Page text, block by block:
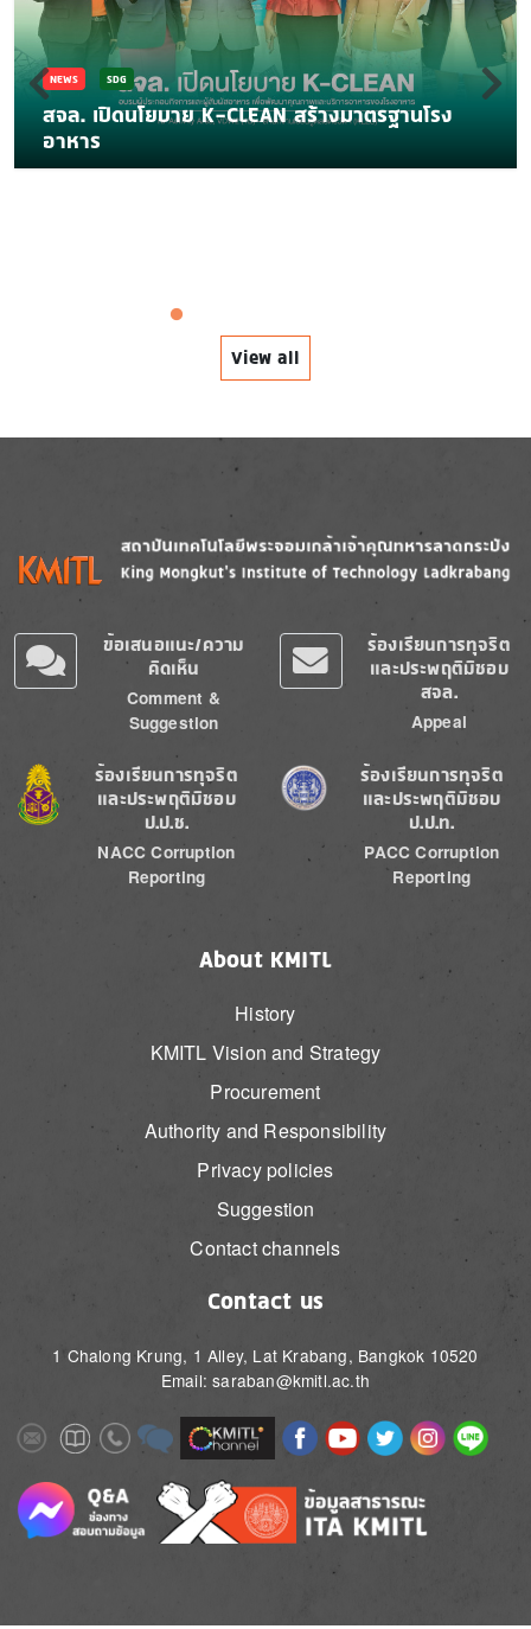
NEWS SDG
สจล. เปิดนโยบาย K-CLEAN สร้างมาตรฐานโรง
อาหาร
View all
Image
ข้อเสนอแนะ/ความ
คิดเห็น
Comment &
Suggestion
ร้องเรียนการทุจริต
และประพฤติมิชอบ
สจล.
Appeal
Image
ร้องเรียนการทุจริต
และประพฤติมิชอบ
ป.ป.ช.
NACC Corruption
Reporting
Image
ร้องเรียนการทุจริต
และประพฤติมิชอบ
ป.ป.ท.
PACC Corruption
Reporting
About KMITL
History
KMITL Vision and Strategy
Procurement
Authority and Responsibility
Privacy policies
Suggestion
Contact channels
Contact us
1 Chalong Krung, 1 Alley, Lat Krabang, Bangkok 10520
Email: saraban@kmitl.ac.th
ImageImageImageImage Image ImageImageImageImageImage
Image Image